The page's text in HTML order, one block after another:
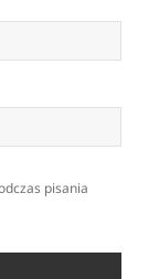
pisania